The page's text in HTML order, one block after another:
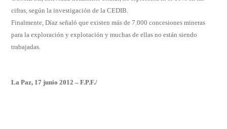
cifras, según la investigación de la CEDIB.
Finalmente, Díaz señaló que existen más de 7.000 concesiones mineras
para la exploración y explotación y muchas de ellas no están siendo
trabajadas.
La Paz, 17 junio 2012 – F.P.F./